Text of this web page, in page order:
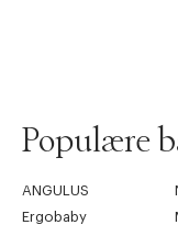
Populære
ANGULUS
Ergobaby